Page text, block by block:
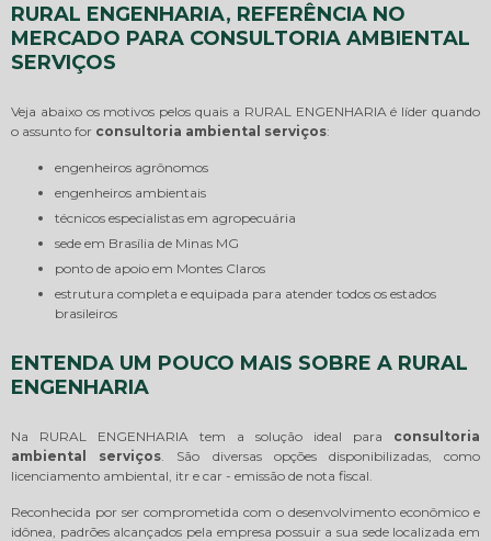
RURAL ENGENHARIA, REFERÊNCIA NO
MERCADO PARA CONSULTORIA AMBIENTAL
SERVIÇOS
Veja abaixo os motivos pelos quais a RURAL ENGENHARIA é líder quando
o assunto for consultoria ambiental serviços:
engenheiros agrônomos
engenheiros ambientais
técnicos especialistas em agropecuária
sede em Brasília de Minas MG
ponto de apoio em Montes Claros
estrutura completa e equipada para atender todos os estados
brasileiros
ENTENDA UM POUCO MAIS SOBRE A RURAL
ENGENHARIA
Na RURAL ENGENHARIA tem a solução ideal para consultoria
ambiental serviços . São diversas opções disponibilizadas, como
licenciamento ambiental, itr e car - emissão de nota fiscal.
Reconhecida por ser comprometida com o desenvolvimento econômico e
idônea, padrões alcançados pela empresa possuir a sua sede localizada em